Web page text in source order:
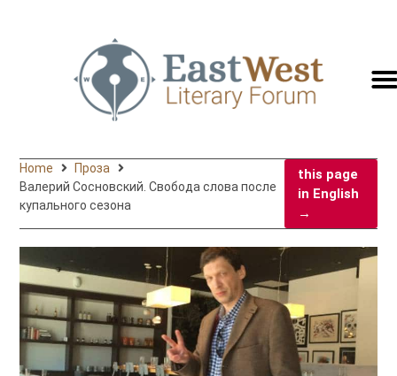
Home
Проза
Валерий Сосновский. Свобода слова после
купального сезона
this page
in English
→